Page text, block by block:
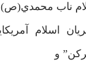
ناب محمدي(ص)
اسلام
و